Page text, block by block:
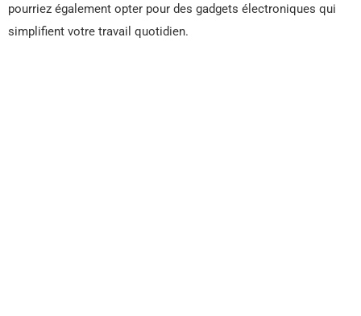
pourriez également opter pour des gadgets électroniques qui
simplifient votre travail quotidien.